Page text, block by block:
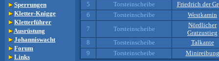
Sperrungen
Kletter-Knigge
Kletterführer
Ausrüstung
Johanniswacht
Forum
Links
5
Torsteinscheibe
Friedrich der
6
Torsteinscheibe
Westkamin
7
Torsteinscheibe
Nördlicher
Gratzustieg
8
Torsteinscheibe
Talkante
9
Torsteinscheibe Minireibung